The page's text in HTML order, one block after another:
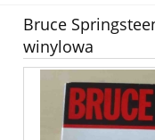
Bruce
winylowa